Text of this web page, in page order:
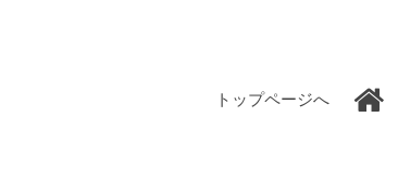
トップページへ